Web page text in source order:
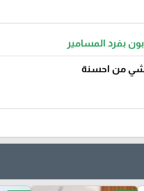
بفرد المسامير
من احسنة